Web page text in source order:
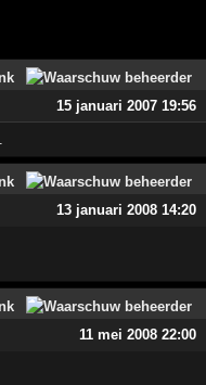
15 januari 2007 19:56
13 januari 2008 14:20
11 mei 2008 22:00